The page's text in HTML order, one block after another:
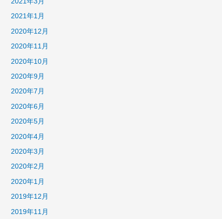
2021年1月
2020年12月
2020年11月
2020年10月
2020年9月
2020年7月
2020年6月
2020年5月
2020年4月
2020年3月
2020年2月
2020年1月
2019年12月
2019年11月